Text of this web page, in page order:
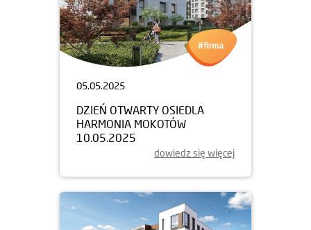
05.05.2025
DZIEŃ OTWARTY OSIEDLA
HARMONIA MOKOTÓW
10.05.2025
dowiedz się więcej